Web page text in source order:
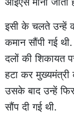
इसी के चलते उन्हें
कमान सौंपी गई
दलों की शिकायत
हटा कर मुख्यमंत्री
उसके बाद उन्हें
सौंप दी गई थी.